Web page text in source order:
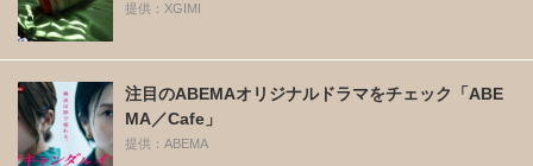
提供：XGIMI
注目のABEMAオリジナルドラマをチェック「ABE
MA／Cafe」
提供：ABEMA